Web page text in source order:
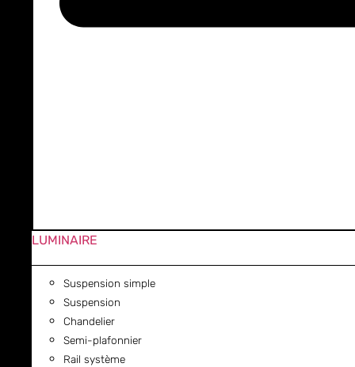
LUMINAIRE
Suspension simple
Suspension
Chandelier
Semi-plafonnier
Rail système